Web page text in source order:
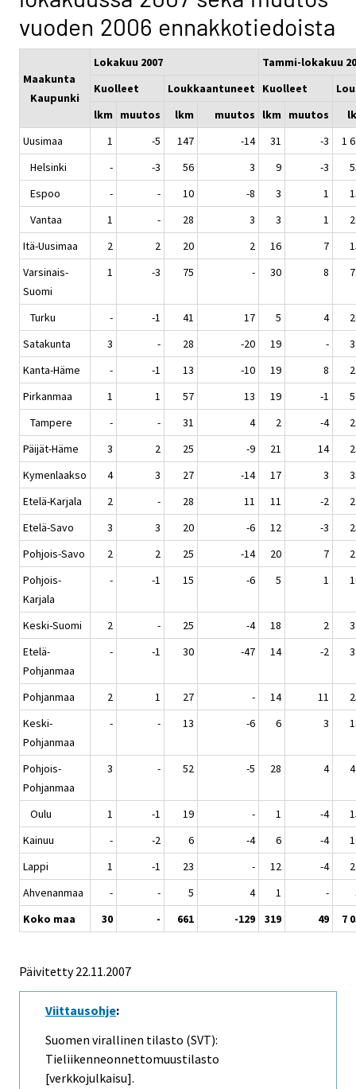
vuoden 2006 ennakkotiedoista
Maakunta
Kaupunki
Lokakuu 2007
Tammi-lokakuu
Kuolleet
Loukkaantuneet Kuolleet
lkm
muutos lkm muutos lkm muutos
Uusimaa
1 -5 147 -14 31 -3
1
Helsinki
- -3 56 3 9 -3
Espoo
- - 10 -8 3 1
Vantaa
1 - 28 3 3 1
Itä-Uusimaa
2 2 20 2 16 7
Varsinais-
Suomi
1 -3 75 - 30 8
Turku - -1 41 17 5 4
Satakunta
3 - 28 -20 19 -
Kanta-Häme
- -1 13 -10 19 8
Pirkanmaa
1 1 57 13 19 -1
Tampere
- - 31 4 2 -4
Päijät-Häme
3 2 25 -9 21 14
Kymenlaakso
4 3 27 -14 17 3
Etelä-Karjala
2 - 28 11 11 -2
Etelä-Savo
3 3 20 -6 12 -3
Pohjois-Savo
2 2 25 -14 20 7
Pohjois-
Karjala
- -1 15 -6 5 1
Keski-Suomi 2 - 25 -4 18 2
Etelä-
Pohjanmaa
- -1 30 -47 14 -2
Pohjanmaa 2 1 27 - 14 11
Keski-
Pohjanmaa
- - 13 -6 6 3
Pohjois-
Pohjanmaa
3 - 52 -5 28 4
Oulu 1 -1 19 - 1 -4
Kainuu
- -2 6 -4 6 -4
Lappi
1 -1 23 - 12 -4
Ahvenanmaa
- - 5 4 1 -
Koko maa
30 - 661 -129 319 49 7
Päivitetty22.11.2007
Viittausohje:
Suomen virallinen tilasto (SVT):
Tieliikenneonnettomuustilasto
[verkkojulkaisu].